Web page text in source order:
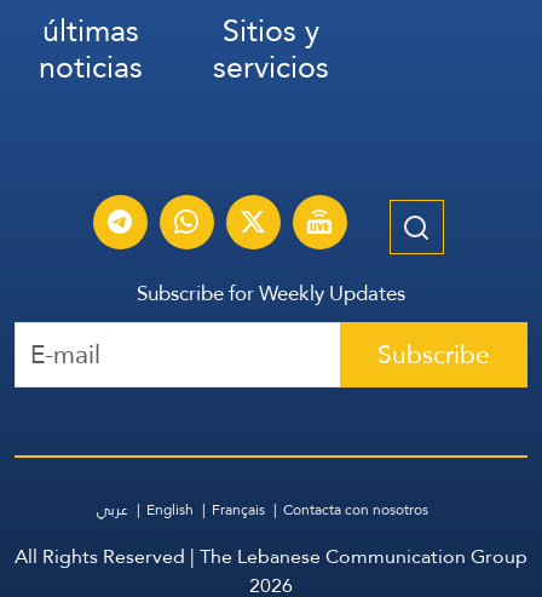
últimas
noticias
Sitios y
servicios
Subscribe for Weekly Updates
Subscribe
عربي English Français Contacta con nosotros
All Rights Reserved | The Lebanese Communication Group
2026